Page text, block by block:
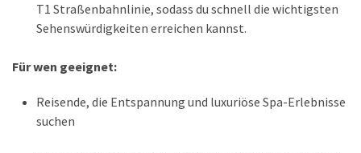
T1 Straßenbahnlinie, sodass du schnell die wichtigsten
Sehenswürdigkeiten erreichen kannst.
Für wen geeignet:
Reisende, die Entspannung und luxuriöse Spa-Erlebnisse
suchen